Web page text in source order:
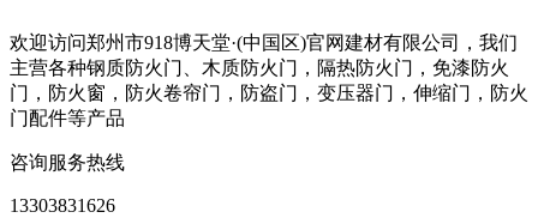
欢迎访问郑州市918博天堂·(中国区)官网建材有限公司，我们
主营各种钢质防火门、木质防火门，隔热防火门，免漆防火
门，防火窗，防火卷帘门，防盗门，变压器门，伸缩门，防火
门配件等产品
咨询服务热线
13303831626